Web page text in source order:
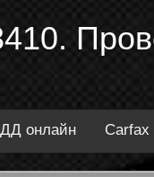
онлайн Carfax